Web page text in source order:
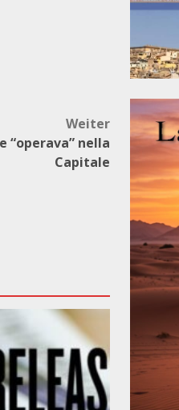
Weiter
“operava” nella
Capitale